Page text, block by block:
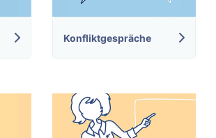
Konfliktgespräche